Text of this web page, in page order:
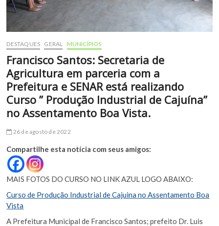
DESTAQUES GERAL MUNICÍPIOS
Francisco Santos: Secretaria de
Agricultura em parceria com a
Prefeitura e SENAR está realizando
Curso ” Produção Industrial de Cajuína”
no Assentamento Boa Vista.
26 de agosto de 2022
Compartilhe esta notícia com seus amigos:
MAIS FOTOS DO CURSO NO LINK AZUL LOGO ABAIXO:
Curso de Produção Industrial de Cajuina no Assentamento Boa
Vista
A Prefeitura Municipal de Francisco Santos; prefeito Dr. Luis